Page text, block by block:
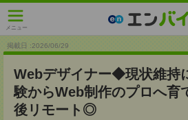
メニュー
掲載日 :2026/06/29
Webデザイナー◆現状維持
験からWeb制作のプロへ育
後リモート◎